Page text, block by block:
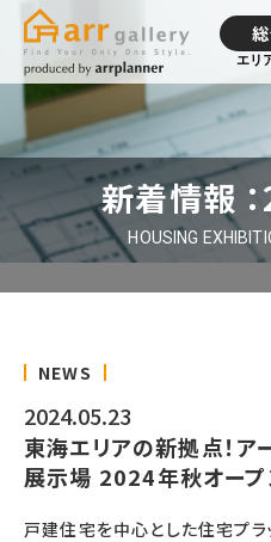
エリ
新着情報
HOUSING
NEWS
2024.05.23
東海エリアの新拠点！ア
展示場 2024年秋オープ
戸建住宅を中心とした住宅プ